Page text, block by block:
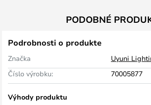
PODOBNÉ
Podrobnosti o produkte
Značka
Uyuni
Číslo výrobku:
70005877
Výhody produktu